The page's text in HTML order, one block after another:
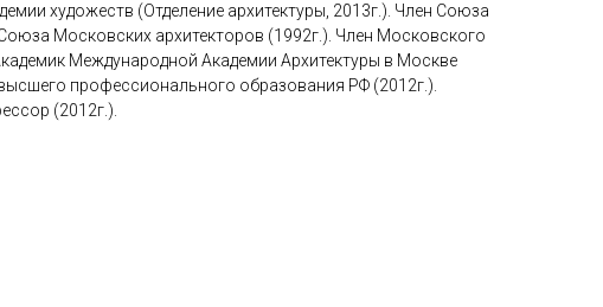
художеств (Отделение архитектуры, 2013г.). Член Союза
Московских архитекторов (1992г.). Член Московского
Международной Академии Архитектуры в Москве
профессионального образования РФ (2012г.).
(2012г.).